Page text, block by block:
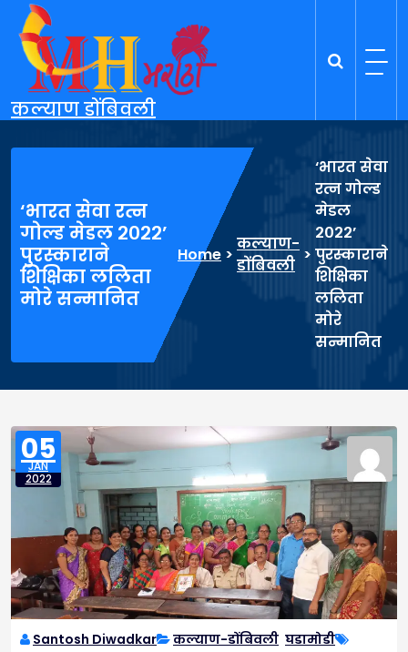
content
कल्याण डोंबिवली
‘भारत सेवा रत्न
गोल्ड मेडल २०२२’
पुरस्काराने
शिक्षिका ललिता
मोरे सन्मानित
Home >
कल्याण-
डोंबिवली
>
‘भारत सेवा
रत्न गोल्ड
मेडल
२०२२’
पुरस्काराने
शिक्षिका
ललिता
मोरे
सन्मानित
05
JAN
2022
Santosh Diwadkar कल्याण-डोंबिवली घडामोडी